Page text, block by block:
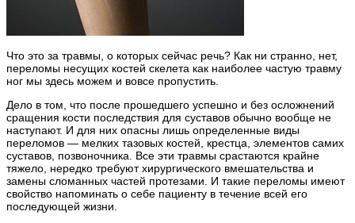
Что это за травмы, о которых сейчас речь? Как ни странно, нет,
переломы несущих костей скелета как наиболее частую травму
ног мы здесь можем и вовсе пропустить.
Дело в том, что после прошедшего успешно и без осложнений
сращения кости последствия для суставов обычно вообще не
наступают. И для них опасны лишь определенные виды
переломов — мелких тазовых костей, крестца, элементов самих
суставов, позвоночника. Все эти травмы срастаются крайне
тяжело, нередко требуют хирургического вмешательства и
замены сломанных частей протезами. И такие переломы имеют
свойство напоминать о себе пациенту в течение всей его
последующей жизни.